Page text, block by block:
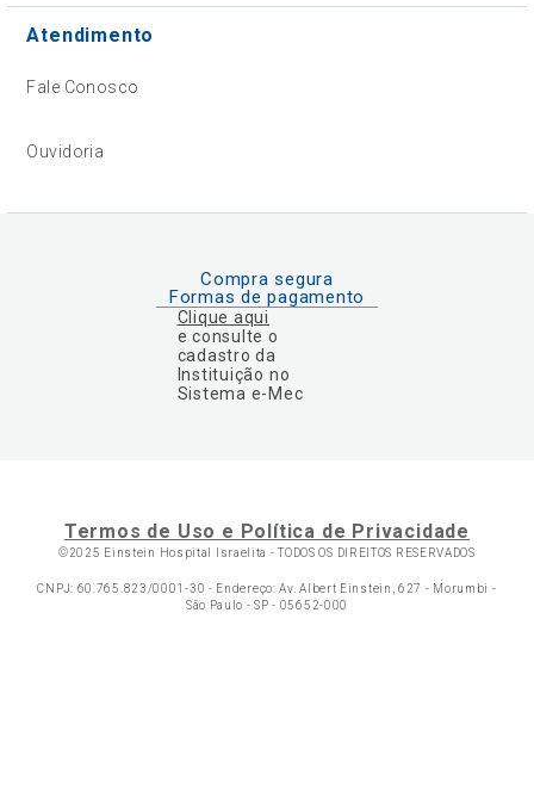
Atendimento
Fale Conosco
Ouvidoria
Compra segura
Formas de pagamento
Clique aqui
e consulte o
cadastro da
Instituição no
Sistema e-Mec
Termos de Uso e Política de Privacidade
©2025 Einstein Hospital Israelita -TODOS OS DIREITOS RESERVADOS
CNPJ: 60.765.823/0001-30 - Endereço: Av. Albert Einstein, 627 - Morumbi -
São Paulo - SP - 05652-000